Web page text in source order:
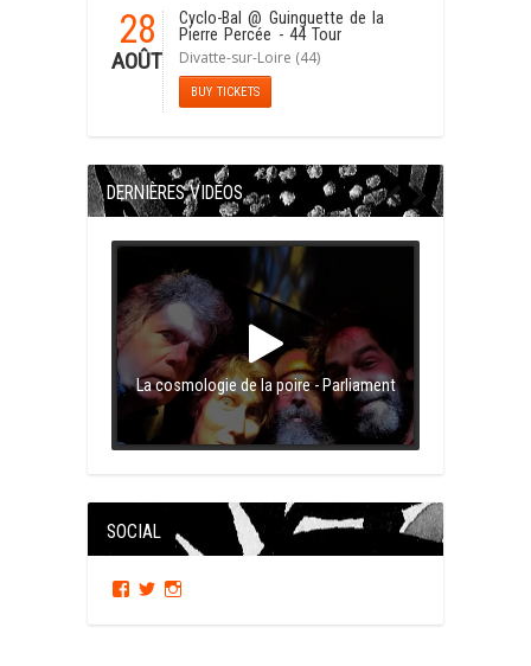
28
AOÛT
Cyclo-Bal @ Guinguette de la
Pierre Percée - 44 Tour
Divatte-sur-Loire (44)
BUY TICKETS
DERNIÈRES VIDÉOS
La cosmologie de la poire - Parliament
SOCIAL
Facebook
Twitter